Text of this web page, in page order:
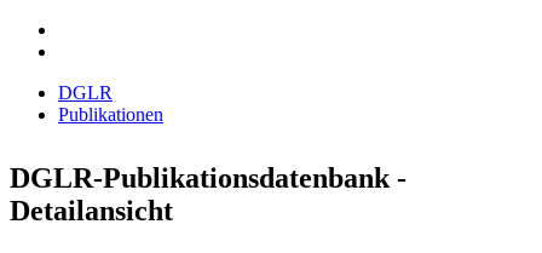
DGLR
Publikationen
DGLR-Publikationsdatenbank -
Detailansicht